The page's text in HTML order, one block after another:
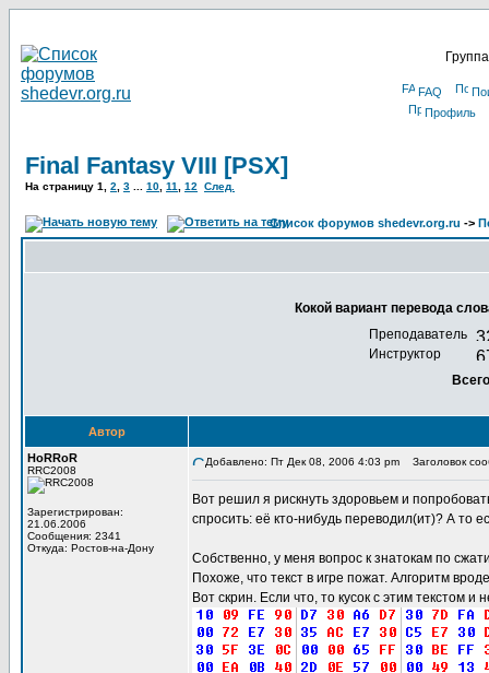
FAQ
Профиль
Final Fantasy VIII [PSX]
На страницу 1 2 3 10 11 12 След.
Список форумов shedevr.org.ru ->
Кокой вариант перевода
Преподаватель
Инструктор
Автор
HoRRoR
RRC2008
Зарегистрирован:
21.06.2006
Сообщения: 2341
Откуда: Ростов-на-Дону
Добавлено: Пт Дек 08, 2006 4:03 pm Заголовок
Вот решил я рискнуть здоровьем и
спросить: её кто-нибудь переводил(ит)? А то
Собственно, у меня вопрос к знатокам по
Похоже, что текст в игре пожат. Алгоритм
Вот скрин. Если что, то кусок с этим текстом